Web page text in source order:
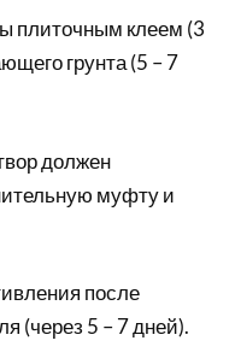
плиточным клеем (3
грунта (5 – 7
должен
муфту и
после
(через 5 – 7 дней).